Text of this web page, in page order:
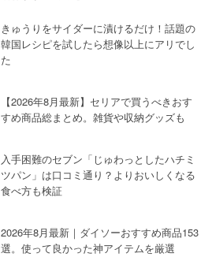
きゅうりをサイダーに漬けるだけ！話題の
韓国レシピを試したら想像以上にアリでし
た
【2026年8月最新】セリアで買うべきおす
すめ商品総まとめ。雑貨や収納グッズも
入手困難のセブン「じゅわっとしたハチミ
ツパン」は口コミ通り？よりおいしくなる
食べ方も検証
2026年8月最新｜ダイソーおすすめ商品153
選。使って良かった神アイテムを厳選